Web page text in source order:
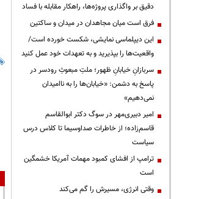
دقیق بر واگذاری پروژه‌ها، راهکار مقابله با فساد
فرق است میان مجاهدان در میدان و ساکتین
این دیپلماسی نمایشی، شکست خورده است/
واقعیت‌ها را بپذیرید و به تعهدات خود عمل کنید
سربازانِ خیابانِ ظهور؛ ملتِ مبعوثِ رودسر در
پاسخ به دشمن: «خیابان‌ها را به ناامیدان
نمی‌دهیم»
امیر دبیری‌مهر در سوگ دکتر ابوالقاسم
قاسم‌زاده؛ از خاطرات صداوسیما تا کلاس درس
سیاست
ترامپ از افشای کمبود مهمات آمریکا خشمگین
است
وقتی انرژی، مسیرش را گم می‌کند